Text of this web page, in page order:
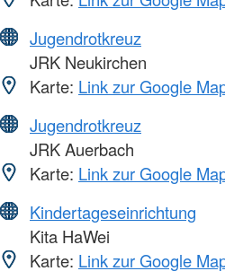
Jugendrotkreuz
JRK Neukirchen
Karte: Link zur Google
Jugendrotkreuz
JRK Auerbach
Karte: Link zur Google
Kindertageseinrichtung
Kita HaWei
Karte: Link zur Google